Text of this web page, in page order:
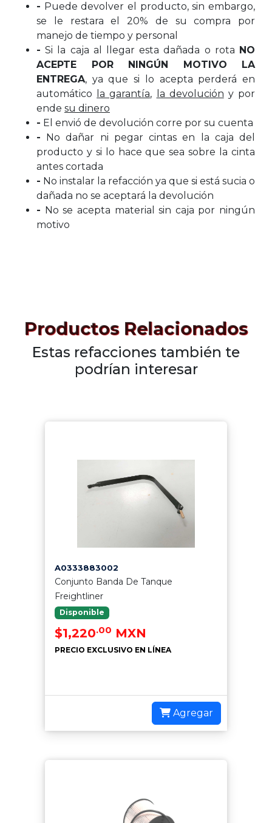
- Puede devolver el producto, sin embargo,
se le restara el 20% de su compra por
manejo de tiempo y personal
- Si la caja al llegar esta dañada o rota NO
ACEPTE POR NINGÚN MOTIVO LA
ENTREGA, ya que si lo acepta perderá en
automático
la garantía, la devolución y por
ende su dinero
- El envió de devolución corre por su cuenta
- No dañar ni pegar cintas en la caja del
producto y si lo hace que sea sobre la cinta
antes cortada
- No instalar la refacción ya que si está sucia o
dañada no se aceptará la devolución
- No se acepta material sin caja por ningún
motivo
Productos Relacionados
Estas refacciones también te
podrían interesar
A0333883002
Conjunto Banda De Tanque
Freightliner
Disponible
$1,220.00 MXN
PRECIO EXCLUSIVO EN LÍNEA
Agregar